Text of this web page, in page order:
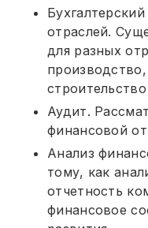
отраслей.
для разных
Аудит.
финансовой
Анализ
тому, как
отчетность
финансовое